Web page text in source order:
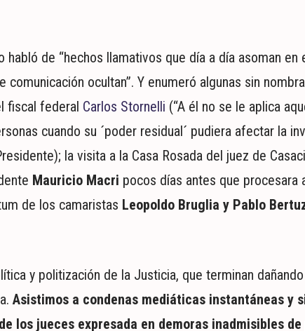
de “hechos llamativos que día a día asoman en
ocultan”. Y enumeró algunas sin
fiscal federal Carlos Stornelli (“A él no se le aplica
cuando su ´poder residual´ pudiera afectar la
la visita a la Casa Rosada del juez de
Mauricio Macri pocos días antes que procesara
de los camaristas Leopoldo Bruglia y Pablo
y politización de la Justicia, que terminan
Asistimos a condenas mediáticas instantáneas y
los jueces expresada en demoras inadmisibles